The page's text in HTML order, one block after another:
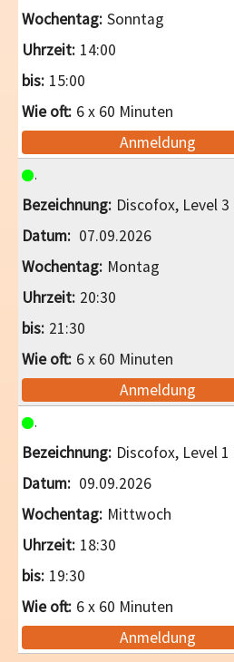
Sonntag
14:00
15:00
6 x 60 Minuten
Anmeldung
Discofox, Level 3
07.09.2026
Montag
20:30
21:30
6 x 60 Minuten
Anmeldung
Discofox, Level 1
09.09.2026
Mittwoch
18:30
19:30
6 x 60 Minuten
Anmeldung